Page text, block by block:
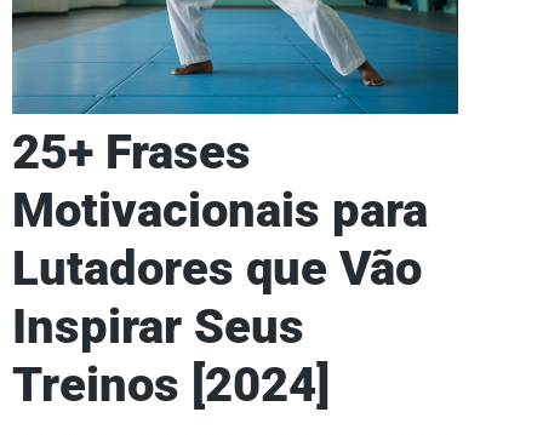
25+ Frases
Motivacionais para
Lutadores que Vão
Inspirar Seus
Treinos [2024]